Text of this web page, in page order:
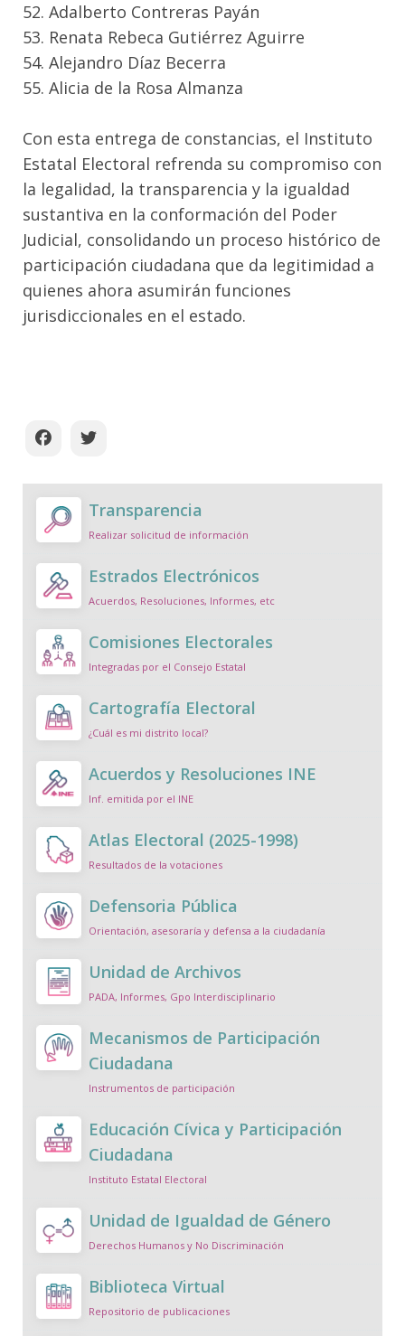
52. Adalberto Contreras Payán
53. Renata Rebeca Gutiérrez Aguirre
54. Alejandro Díaz Becerra
55. Alicia de la Rosa Almanza
Con esta entrega de constancias, el Instituto
Estatal Electoral refrenda su compromiso con
la legalidad, la transparencia y la igualdad
sustantiva en la conformación del Poder
Judicial, consolidando un proceso histórico de
participación ciudadana que da legitimidad a
quienes ahora asumirán funciones
jurisdiccionales en el estado.
Transparencia
Realizar solicitud de información
Estrados Electrónicos
Acuerdos, Resoluciones, Informes, etc
Comisiones Electorales
Integradas por el Consejo Estatal
Cartografía Electoral
¿Cuál es mi distrito local?
Acuerdos y Resoluciones INE
Inf. emitida por el INE
Atlas Electoral (2025-1998)
Resultados de la votaciones
Defensoria Pública
Orientación, asesoraría y defensa a la ciudadanía
Unidad de Archivos
PADA, Informes, Gpo Interdisciplinario
Mecanismos de Participación
Ciudadana
Instrumentos de participación
Educación Cívica y Participación
Ciudadana
Instituto Estatal Electoral
Unidad de Igualdad de Género
Derechos Humanos y No Discriminación
Biblioteca Virtual
Repositorio de publicaciones